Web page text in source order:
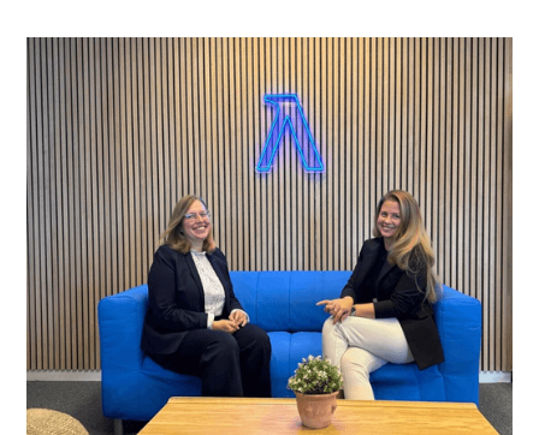
HappyIndex®AtWork : une
reconnaissance de son
engagement humain
Antaes est fière d’annoncer l’obtention, pour la 4ᵉ année
consécutive, de la certification HappyIndex®AtWork
par ChooseMyCompany, en Suisse, en France et à